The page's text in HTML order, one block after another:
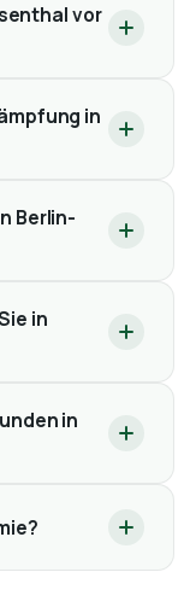
vor
in
Berlin-
in
in